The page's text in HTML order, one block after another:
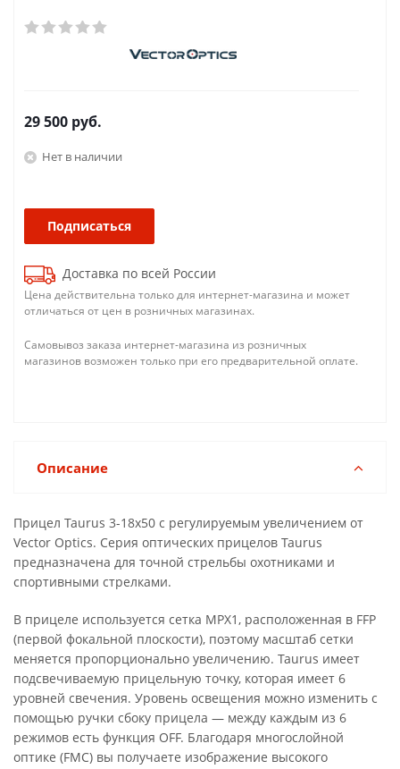
29 500 руб.
Нет в наличии
Подписаться
Доставка по всей России
Цена действительна только для интернет-магазина и может
отличаться от цен в розничных магазинах.
Самовывоз заказа интернет-магазина из розничных
магазинов возможен только при его предварительной оплате.
Описание
Прицел Taurus 3-18x50 с регулируемым увеличением от
Vector Optics. Серия оптических прицелов Taurus
предназначена для точной стрельбы охотниками и
спортивными стрелками.
В прицеле используется сетка MPX1, расположенная в FFP
(первой фокальной плоскости), поэтому масштаб сетки
меняется пропорционально увеличению. Taurus имеет
подсвечиваемую прицельную точку, которая имеет 6
уровней свечения. Уровень освещения можно изменить с
помощью ручки сбоку прицела — между каждым из 6
режимов есть функция OFF. Благодаря многослойной
оптике (FMC) вы получаете изображение высокого